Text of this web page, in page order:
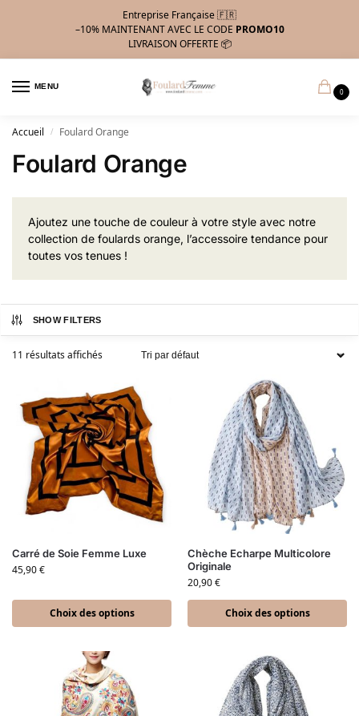
Entreprise Française 🇫🇷
–10% MAINTENANT AVEC LE CODE PROMO10
LIVRAISON OFFERTE 📦
MENU
0
Accueil / Foulard Orange
Foulard Orange
Ajoutez une touche de couleur à votre style avec notre
collection de foulards orange, l’accessoire tendance pour
toutes vos tenues !
SHOW FILTERS
11 résultats affichés
Carré de Soie Femme Luxe
45,90€
Choix des options
Chèche Echarpe Multicolore
Originale
20,90€
Choix des options